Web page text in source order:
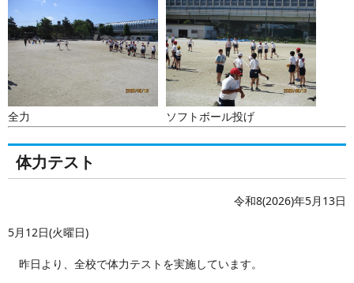
全力 ソフトボール投げ
体力テスト
令和8(2026)年5月13日
5月12日(火曜日)
昨日より、全校で体力テストを実施しています。